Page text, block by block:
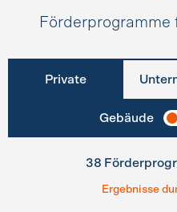
Private
Gebäude
38
Ergebnisse